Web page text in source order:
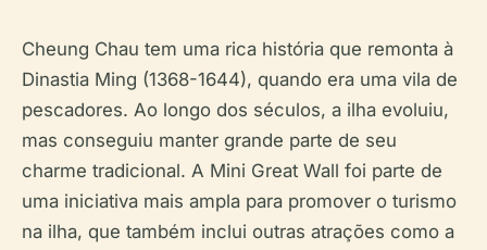
Cheung Chau tem uma rica história que remonta à
Dinastia Ming (1368-1644), quando era uma vila de
pescadores. Ao longo dos séculos, a ilha evoluiu,
mas conseguiu manter grande parte de seu
charme tradicional. A Mini Great Wall foi parte de
uma iniciativa mais ampla para promover o turismo
na ilha, que também inclui outras atrações como a